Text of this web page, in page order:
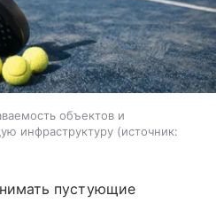
объектов и
инфраструктуру
источник:
пустующие